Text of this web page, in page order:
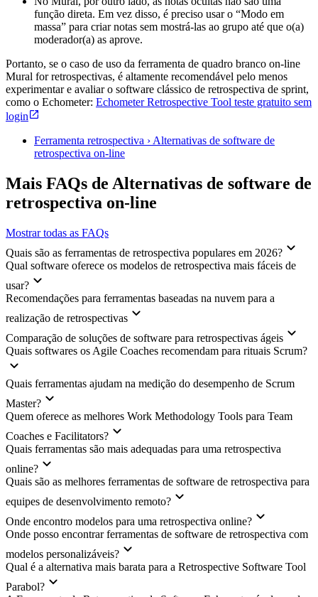
função direta. Em vez disso, é preciso usar o “Modo em
massa” para criar notas sem mostrá-las ao grupo até que o(a)
moderador(a) as aprove.
Portanto, se o caso de uso da ferramenta de quadro branco on-line
Mural for retrospectivas, é altamente recomendável pelo menos
experimentar e avaliar o software clássico de retrospectiva de sprint,
como o Echometer: Echometer Retrospective Tool teste gratuito sem
login
Ferramenta retrospectiva › Alternativas de software de
retrospectiva on-line
Mais FAQs de Alternativas de software de
retrospectiva on-line
Mostrar todas as FAQs
Quais são as ferramentas de retrospectiva populares em 2026?
Qual software oferece os modelos de retrospectiva mais fáceis de
usar?
Recomendações para ferramentas baseadas na nuvem para a
realização de retrospectivas
Comparação de soluções de software para retrospectivas ágeis
Quais softwares os Agile Coaches recomendam para rituais Scrum?
Quais ferramentas ajudam na medição do desempenho de Scrum
Master?
Quem oferece as melhores Work Methodology Tools para Team
Coaches e Facilitators?
Quais ferramentas são mais adequadas para uma retrospectiva
online?
Quais são as melhores ferramentas de software de retrospectiva para
equipes de desenvolvimento remoto?
Onde encontro modelos para uma retrospectiva online?
Onde posso encontrar ferramentas de software de retrospectiva com
modelos personalizáveis?
Qual é a alternativa mais barata para a Retrospective Software Tool
Parabol?